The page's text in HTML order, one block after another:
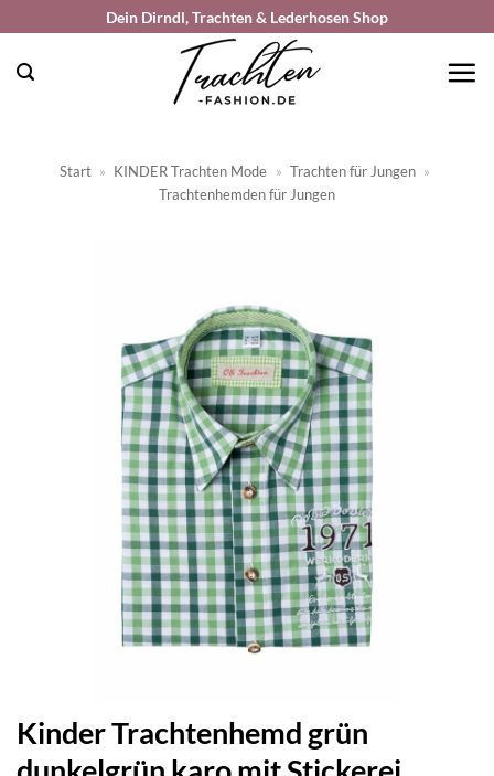
springen
Dein Dirndl, Trachten & Lederhosen Shop
Start » KINDER Trachten Mode » Trachten für Jungen »
Trachtenhemden für Jungen
Kinder Trachtenhemd grün